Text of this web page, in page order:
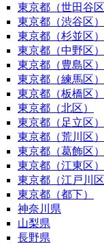
東京都（世田谷区
東京都（渋谷区）
東京都（杉並区）
東京都（中野区）
東京都（豊島区）
東京都（練馬区）
東京都（板橋区）
東京都（北区）
東京都（足立区）
東京都（荒川区）
東京都（葛飾区）
東京都（江東区）
東京都（江戸川区
東京都（都下）
神奈川県
山梨県
長野県